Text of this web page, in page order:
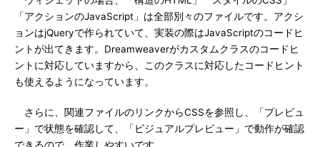
「アクションのJavaScript」は全部別々のファイルです。アクシ
ョンはjQueryで作られていて、実装の際はJavaScriptのコードヒ
ントが出てきます。Dreamweaverがカスタムクラスのコードヒ
ントに対応していますから、このクラスに対応したコードヒント
も使えるようになっています。
さらに、関連ファイルのリンクからCSSを参照し、「プレビュ
ー」で状態を確認して、「ビジュアルプレビュー」で動作が確認